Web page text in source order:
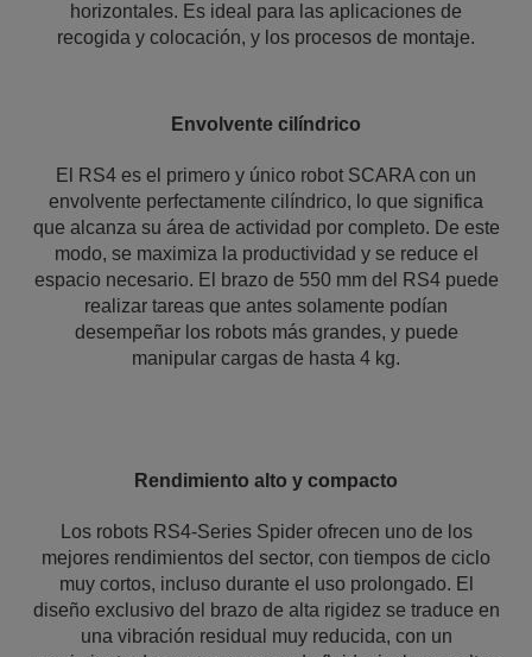
horizontales. Es ideal para las aplicaciones de
recogida y colocación, y los procesos de montaje.
Envolvente cilíndrico
El RS4 es el primero y único robot SCARA con un
envolvente perfectamente cilíndrico, lo que significa
que alcanza su área de actividad por completo. De este
modo, se maximiza la productividad y se reduce el
espacio necesario. El brazo de 550 mm del RS4 puede
realizar tareas que antes solamente podían
desempeñar los robots más grandes, y puede
manipular cargas de hasta 4 kg.
Rendimiento alto y compacto
Los robots RS4-Series Spider ofrecen uno de los
mejores rendimientos del sector, con tiempos de ciclo
muy cortos, incluso durante el uso prolongado. El
diseño exclusivo del brazo de alta rigidez se traduce en
una vibración residual muy reducida, con un